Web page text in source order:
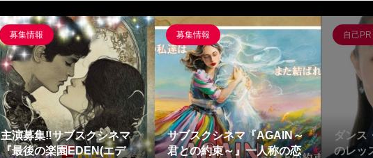
募集情報
主演募集‼サブスクシネマ
『最後の楽園EDEN(エデ
募集情報
サブスクシネマ『AGAIN～
君との約束～』一人称の恋
自己PR
ダンス
のレッ